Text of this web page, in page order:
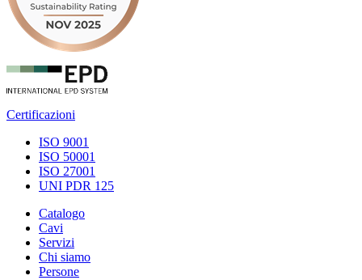
Certificazioni
ISO 9001
ISO 50001
ISO 27001
UNI PDR 125
Catalogo
Cavi
Servizi
Chi siamo
Persone